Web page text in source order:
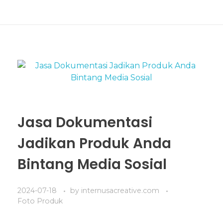
Jasa Dokumentasi
Jadikan Produk Anda
Bintang Media Sosial
2024-07-18 by internusacreative.com
Foto Produk